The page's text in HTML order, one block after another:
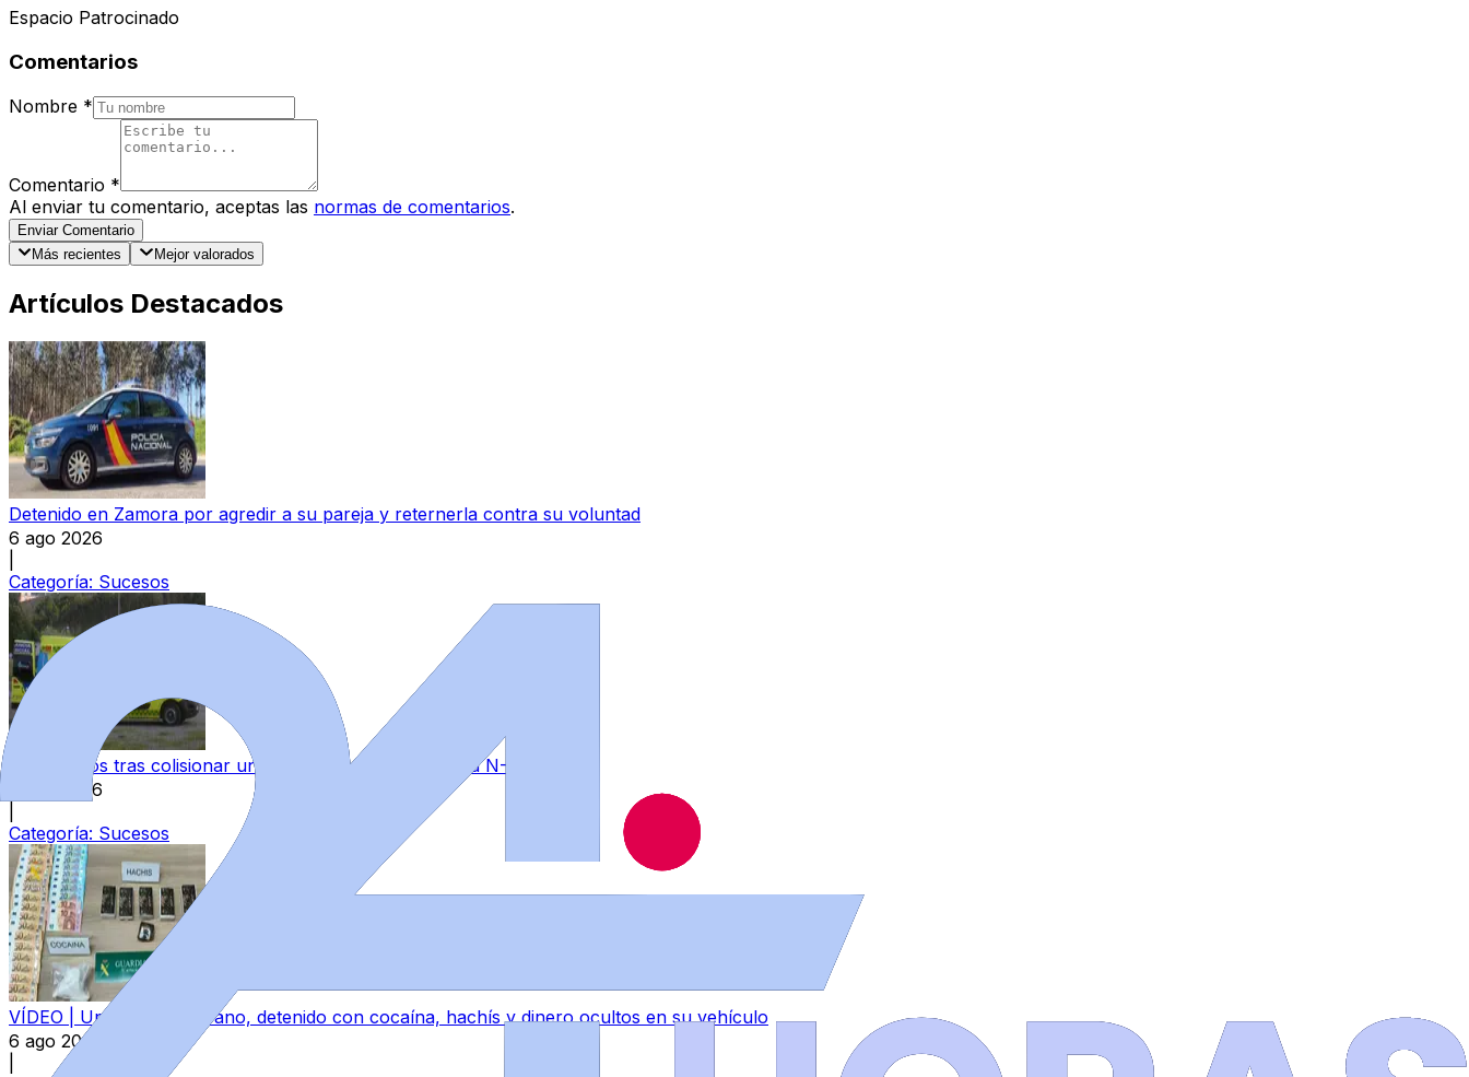
Espacio Patrocinado
Comentarios
Nombre *
Comentario *
Al enviar tu comentario, aceptas las normas de comentarios.
Enviar Comentario
Más recientes
Mejor valorados
Artículos Destacados
Detenido en Zamora por agredir a su pareja y reternerla contra su voluntad
6 ago 2026
Categoría: Sucesos
Dos heridos tras colisionar un camión y un turismo en la N-525
6 ago 2026
Categoría: Sucesos
VÍDEO | Un joven zamorano, detenido con cocaína, hachís y dinero ocultos en su vehículo
6 ago 2026